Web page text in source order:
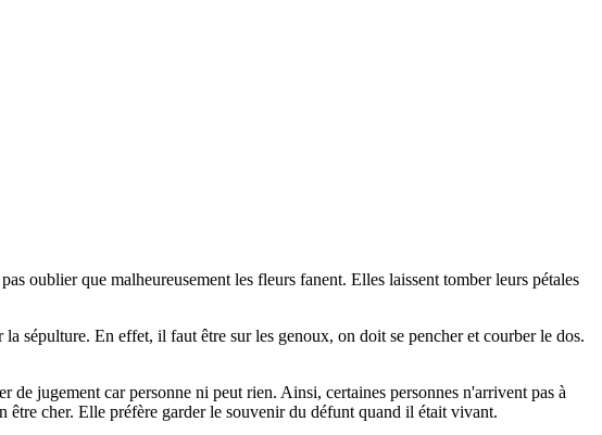
oublier que malheureusement les fleurs fanent. Elles laissent tomber leurs pétales
sépulture. En effet, il faut être sur les genoux, on doit se pencher et courber le dos.
jugement car personne ni peut rien. Ainsi, certaines personnes n'arrivent pas à
cher. Elle préfère garder le souvenir du défunt quand il était vivant.